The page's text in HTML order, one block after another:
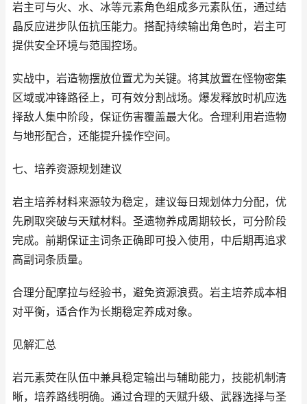
岩主可与火、水、冰等元素角色组成多元素队伍，通过结
晶反应进步队伍抗压能力。搭配持续输出角色时，岩主可
提供安全环境与范围控场。
实战中，岩造物摆放位置尤为关键。将其放置在怪物密集
区域或冲锋路径上，可有效分割战场。爆发释放时机应选
择敌人集中阶段，保证伤害覆盖最大化。合理利用岩造物
与地形配合，还能提升操作空间。
七、培养资源规划建议
岩主培养材料来源较为稳定，建议每日规划体力分配，优
先刷取突破与天赋材料。圣遗物养成周期较长，可分阶段
完成。前期保证主词条正确即可投入使用，中后期再追求
高副词条质量。
合理分配摩拉与经验书，避免资源浪费。岩主培养成本相
对平衡，适合作为长期稳定养成对象。
见解汇总
岩元素荧在队伍中兼具稳定输出与辅助能力，技能机制清
晰，培养路线明确。通过合理的天赋升级、武器选择与圣